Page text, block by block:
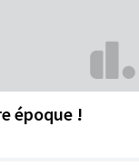
époque !